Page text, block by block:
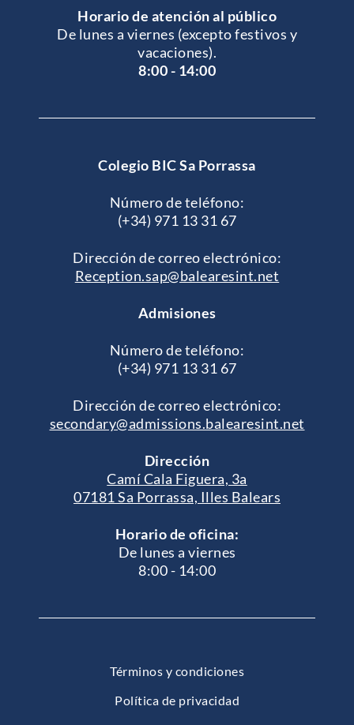
Horario de atención al público
De lunes a viernes (excepto festivos y
vacaciones).
8:00 - 14:00
Colegio BIC Sa Porrassa
Número de teléfono:
(+34) 971 13 31 67
Dirección de correo electrónico:
Reception.sap@balearesint.net
Admisiones
Número de teléfono:
(+34) 971 13 31 67
Dirección de correo electrónico:
secondary@admissions.balearesint.net
Dirección
Camí Cala Figuera, 3a
07181 Sa Porrassa, Illes Balears
Horario de oficina:
De lunes a viernes
8:00 - 14:00
Términos y condiciones
Política de privacidad